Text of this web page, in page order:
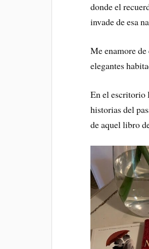
donde el
invade de esa
Me enamore
elegantes
En el escritorio
historias del
de aquel libro